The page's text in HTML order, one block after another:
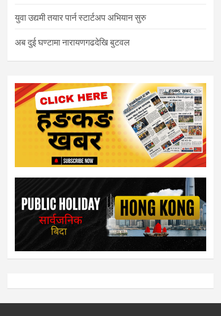
युवा उद्यमी तयार पार्न स्टार्टअप अभियान सुरु
अब दुई घण्टामा नारायणगढदेखि बुटवल